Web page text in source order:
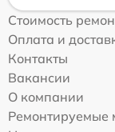
Стоимость
Оплата и
Контакты
Вакансии
О компании
Ремонтируемые